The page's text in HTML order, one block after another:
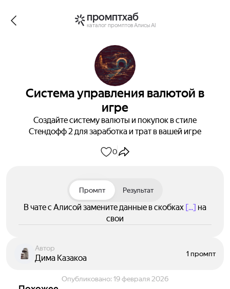
промптхаб
каталог промптов Алисы AI
Система управления валютой в
игре
Создайте систему валюты и покупок в стиле
Стендофф 2 для заработка и трат в вашей игре
0
Промпт Результат
В чате с Алисой замените данные в скобках [...] на
свои
Автор
Дима Казакоа 1 промпт
Опубликовано: 19 февраля 2026